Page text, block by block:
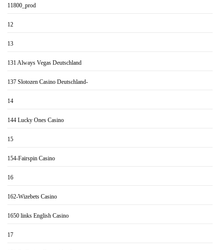
11800_prod
12
13
131 Always Vegas Deutschland
137 Slotozen Casino Deutschland-
14
144 Lucky Ones Casino
15
154-Fairspin Casino
16
162-Wizebets Casino
1650 links English Casino
17